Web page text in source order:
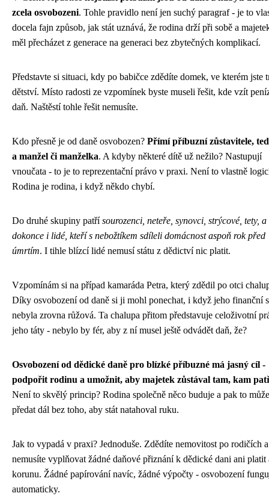
zcela osvobozeni. Tohle pravidlo není jen suchý paragraf - je to
docela fajn způsob, jak stát uznává, že rodina drží při sobě a
měl přecházet z generace na generaci bez zbytečných komplikací.
Představte si situaci, kdy po babičce zdědíte domek, ve kterém jste
dětství. Místo radosti ze vzpomínek byste museli řešit, kde vzít
daň. Naštěstí tohle řešit nemusíte.
Kdo přesně je od daně osvobozen? Přímí příbuzní zůstavitele,
a manžel či manželka. A kdyby některé dítě už nežilo? Nastupují
vnoučata - to je to reprezentační právo v praxi. Není to vlastně
Rodina je rodina, i když někdo chybí.
Do druhé skupiny patřísourozenci, neteře, synovci, strýcové, tety, a
dokonce i lidé, kteří s nebožtíkem sdíleli domácnost aspoň rok před
úmrtím. I tihle blízcí lidé nemusí státu z dědictví nic platit.
Vzpomínám si na případ kamaráda Petra, který zdědil po otci
Díky osvobození od daně si ji mohl ponechat, i když jeho finanční
nebyla zrovna růžová. Ta chalupa přitom představuje celoživotní
jeho táty - nebylo by fér, aby z ní musel ještě odvádět daň, že?
Osvobození od dědické daně pro blízké příbuzné má jasný cíl -
podpořit rodinu a umožnit, aby majetek zůstával tam, kam
Není to skvělý princip? Rodina společně něco buduje a pak to může
předat dál bez toho, aby stát natahoval ruku.
Jak to vypadá v praxi? Jednoduše. Zdědíte nemovitost po rodičích a
nemusíte vyplňovat žádné daňové přiznání k dědické dani ani platit
korunu. Žádné papírování navíc, žádné výpočty - osvobození
automaticky.